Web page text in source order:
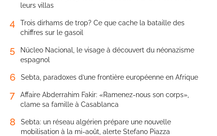
leurs villas
4
Trois dirhams de trop? Ce que cache la bataille des
chiffres sur le gasoil
5
Núcleo Nacional, le visage à découvert du néonazisme
espagnol
6 Sebta, paradoxes d’une frontière européenne en Afrique
7
Affaire Abderrahim Fakir: «Ramenez-nous son corps»,
clame sa famille à Casablanca
8
Sebta: un réseau algérien prépare une nouvelle
mobilisation à la mi-août, alerte Stefano Piazza